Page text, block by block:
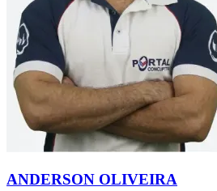
ANDERSON OLIVEIRA